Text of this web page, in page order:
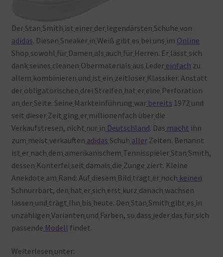
Der Stan Smith ist einer der legendärsten Schuhe von
adidas. Diesen Sneaker in Weiß gibt es bei uns im Online
Shop sowohl für Damen als auch für Herren. Er lässt sich
dank seines cleanen Obermaterials aus Ledereinfach zu
allem kombinieren und ist ein zeitloser Klassiker. Anstatt
der obligatorischen drei Streifen hat er eine Perforation
an der Seite. Seine Markteinführung warbereits 1972 und
seit dieser Zeit ging er millionenfach über die
Verkaufstresen, nicht nur in Deutschland. Das macht ihn
zum meist verkauften adidas Schuh allerZeiten. Benannt
ist er nach dem amerikanischem Tennisspieler Stan Smith,
dessen Konterfei seit damals die Zunge ziert. Kleine
Anekdote am Rand: Auf diesem Bild trägt er noch keinen
Schnurrbart, den hat er sich erst kurz danach wachsen
lassen und trägt Ihn bis heute. Den Stan Smith gibt es in
unzähligen Varianten und Farben, so dass jeder das für sich
passende Modell findet.
Weiterlesen unter: